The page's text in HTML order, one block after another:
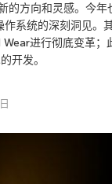
的方向和灵感。今年
系统的深刻洞见。
进行彻底变革；
开发。